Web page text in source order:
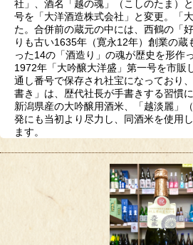
社」、酒名「越の魂」（こしのたま）
号を「大洋酒造株式会社」と変更。「
た。合併前の蔵元の中には、西鶴の「
りも古い1635年（寛永12年）創業の蔵
った14の「酒造り」の魂が歴史を形作
1972年「大吟醸大洋盛」第一号を市販
通し番号で保存され社宝になっており
書き」は、歴代社長が手書きする習慣に
新潟県産の大吟醸用酒米、「越淡麗」
発にも当初より尽力し、同酒米を使用
ます。